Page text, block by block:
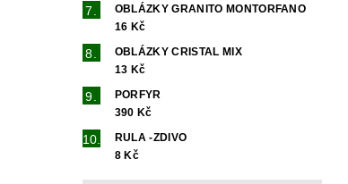
OBLÁZKY GRANITO MONTORFANO
16 Kč
OBLÁZKY CRISTAL MIX
13 Kč
PORFYR
390 Kč
RULA -ZDIVO
8 Kč